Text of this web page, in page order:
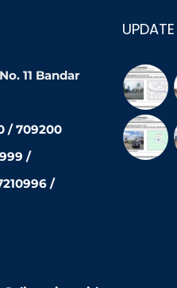
11 Bandar
/ 709200
/
/